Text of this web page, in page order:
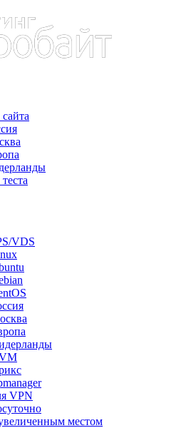
VDS
VPN
местом